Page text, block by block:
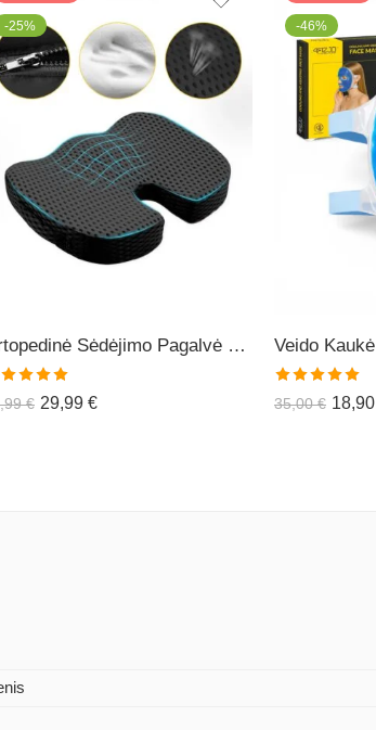
-25%
Ortopedinė Sėdėjimo Pagalvė COMFO+
iš 5
€ 29,99 €
-46%
Įvertinimas:
5.00iš 5
35,00€ 18,90